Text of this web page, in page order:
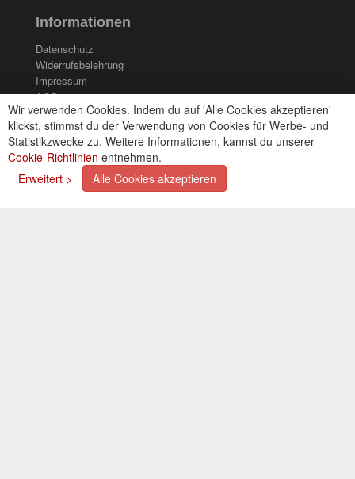
Wir verwenden Cookies. Indem du auf 'Alle Cookies akzeptieren'
klickst, stimmst du der Verwendung von Cookies für Werbe- und
Statistikzwecke zu. Weitere Informationen, kannst du unserer
Cookie-Richtlinien entnehmen.
Erweitert >
Alle Cookies akzeptieren
Informationen
Datenschutz
Widerrufsbelehrung
Impressum
AGB
Kontakt
Cookies einstellungen
Zahlungsarten